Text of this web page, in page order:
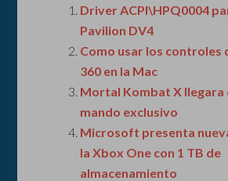
Driver ACPI\HPQ0004
Pavilion DV4
Como usar los controles
360 en la Mac
Mortal Kombat X llegara
mando exclusivo
Microsoft presenta
la Xbox One con 1 TB de
almacenamiento